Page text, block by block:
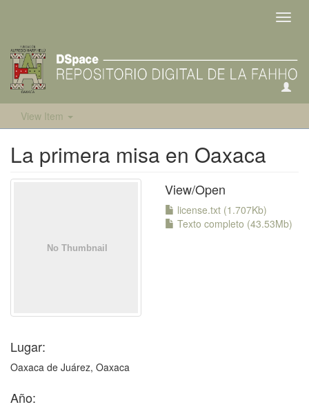
View Item
La primera misa en Oaxaca
View/Open
license.txt (1.707Kb)
Texto completo (43.53Mb)
Lugar:
Oaxaca de Juárez, Oaxaca
Año: